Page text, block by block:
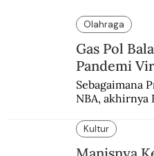
Olahraga
Gas Pol
Pandemi
Sebagaimana
NBA, akhirnya
enam dekade
Kultur